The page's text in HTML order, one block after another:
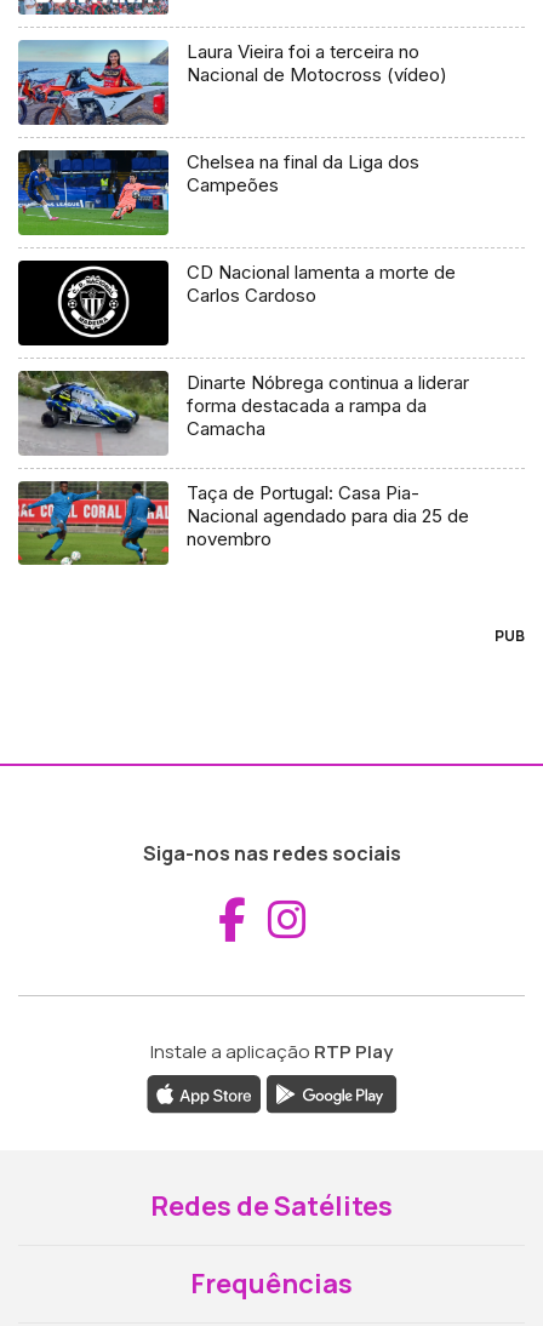
Laura Vieira foi a terceira no
Nacional de Motocross (vídeo)
Chelsea na final da Liga dos
Campeões
CD Nacional lamenta a morte de
Carlos Cardoso
Dinarte Nóbrega continua a liderar
forma destacada a rampa da
Camacha
Taça de Portugal: Casa Pia-
Nacional agendado para dia 25 de
novembro
PUB
Siga-nos nas redes sociais
Aceder ao
Instale a aplicação RTP Play
Redes de Satélites
Frequências